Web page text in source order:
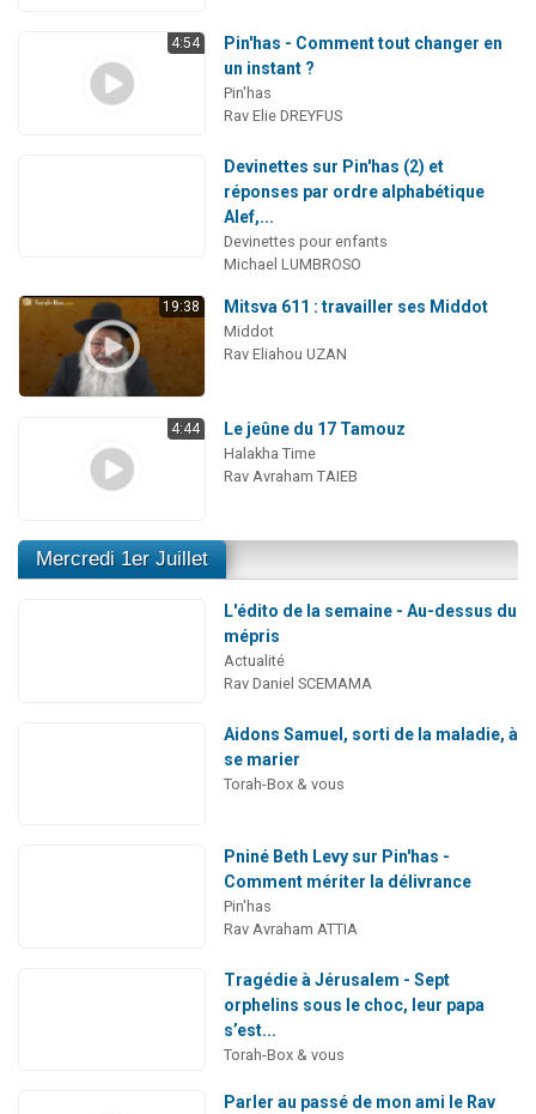
4:54
Pin'has - Comment tout changer en
un instant ?
Pin'has
Rav Elie DREYFUS
Devinettes sur Pin'has (2) et
réponses par ordre alphabétique
Alef,...
Devinettes pour enfants
Michael LUMBROSO
19:38 Mitsva 611 : travailler ses Middot
Middot
Rav Eliahou UZAN
4:44 Le jeûne du 17 Tamouz
Halakha Time
Rav Avraham TAIEB
Mercredi 1er Juillet
L'édito de la semaine - Au-dessus du
mépris
Actualité
Rav Daniel SCEMAMA
Aidons Samuel, sorti de la maladie, à
se marier
Torah-Box & vous
Pniné Beth Levy sur Pin'has -
Comment mériter la délivrance
Pin'has
Rav Avraham ATTIA
Tragédie à Jérusalem - Sept
orphelins sous le choc, leur papa
s’est...
Torah-Box & vous
Parler au passé de mon ami le Rav